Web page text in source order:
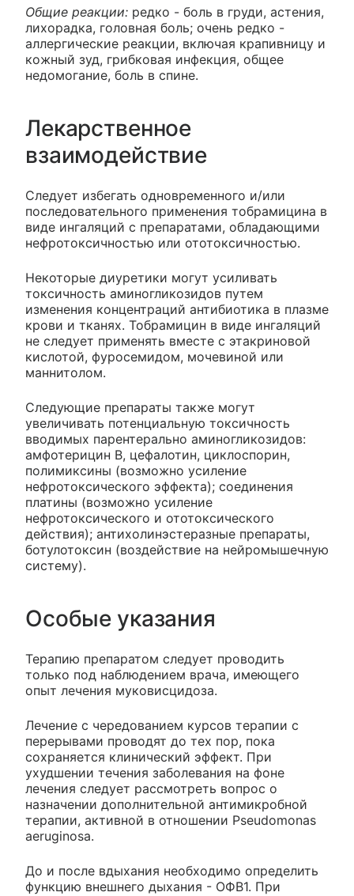
Общие реакции: редко - боль в груди, астения,
лихорадка, головная боль; очень редко -
аллергические реакции, включая крапивницу и
кожный зуд, грибковая инфекция, общее
недомогание, боль в спине.
Лекарственное
взаимодействие
Следует избегать одновременного и/или
последовательного применения тобрамицина в
виде ингаляций с препаратами, обладающими
нефротоксичностью или ототоксичностью.
Некоторые диуретики могут усиливать
токсичность аминогликозидов путем
изменения концентраций антибиотика в плазме
крови и тканях. Тобрамицин в виде ингаляций
не следует применять вместе с этакриновой
кислотой, фуросемидом, мочевиной или
маннитолом.
Следующие препараты также могут
увеличивать потенциальную токсичность
вводимых парентерально аминогликозидов:
амфотерицин В, цефалотин, циклоспорин,
полимиксины (возможно усиление
нефротоксического эффекта); соединения
платины (возможно усиление
нефротоксического и ототоксического
действия); антихолинэстеразные препараты,
ботулотоксин (воздействие на нейромышечную
систему).
Особые указания
Терапию препаратом следует проводить
только под наблюдением врача, имеющего
опыт лечения муковисцидоза.
Лечение с чередованием курсов терапии с
перерывами проводят до тех пор, пока
сохраняется клинический эффект. При
ухудшении течения заболевания на фоне
лечения следует рассмотреть вопрос о
назначении дополнительной антимикробной
терапии, активной в отношении Pseudomonas
aeruginosa.
До и после вдыхания необходимо определить
функцию внешнего дыхания - ОФВ1. При